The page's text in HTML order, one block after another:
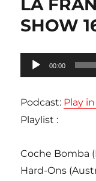
LA
SHOW
Lecteur
audio
00:00
Podcast: Play
Playlist :
Coche Bomba
Hard-Ons